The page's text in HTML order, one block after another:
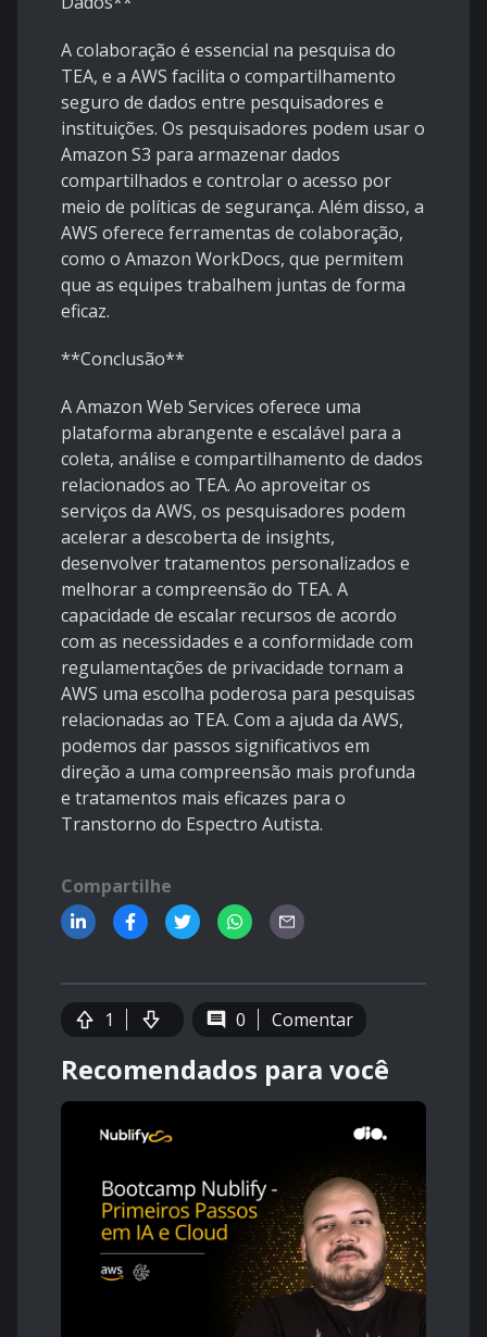
A colaboração é essencial na pesquisa do
TEA, e a AWS facilita o compartilhamento
seguro de dados entre pesquisadores e
instituições. Os pesquisadores podem usar o
Amazon S3 para armazenar dados
compartilhados e controlar o acesso por
meio de políticas de segurança. Além disso, a
AWS oferece ferramentas de colaboração,
como o Amazon WorkDocs, que permitem
que as equipes trabalhem juntas de forma
eficaz.
**Conclusão**
A Amazon Web Services oferece uma
plataforma abrangente e escalável para a
coleta, análise e compartilhamento de dados
relacionados ao TEA. Ao aproveitar os
serviços da AWS, os pesquisadores podem
acelerar a descoberta de insights,
desenvolver tratamentos personalizados e
melhorar a compreensão do TEA. A
capacidade de escalar recursos de acordo
com as necessidades e a conformidade com
regulamentações de privacidade tornam a
AWS uma escolha poderosa para pesquisas
relacionadas ao TEA. Com a ajuda da AWS,
podemos dar passos significativos em
direção a uma compreensão mais profunda
e tratamentos mais eficazes para o
Transtorno do Espectro Autista.
Compartilhe
1 0 Comentar
Recomendados para você